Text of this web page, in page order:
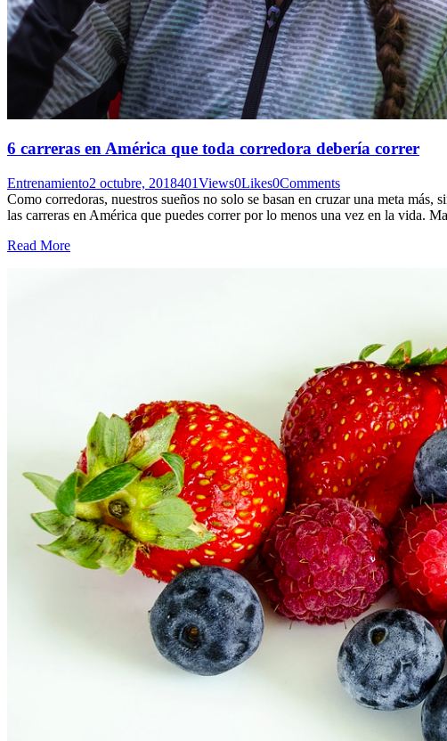
6 carreras en América que toda corredora debería correr
Entrenamiento2 octubre, 2018401Views0Likes0Comments
Como corredoras, nuestros sueños no solo se basan en cruzar una meta
las carreras en América que puedes correr por lo menos una vez en la vida.
Read More